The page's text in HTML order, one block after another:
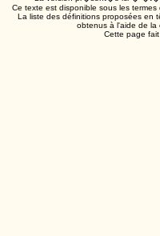
Ce texte est disponible sous les termes
La liste des définitions proposées en
obtenus à l'aide de la
Cette page